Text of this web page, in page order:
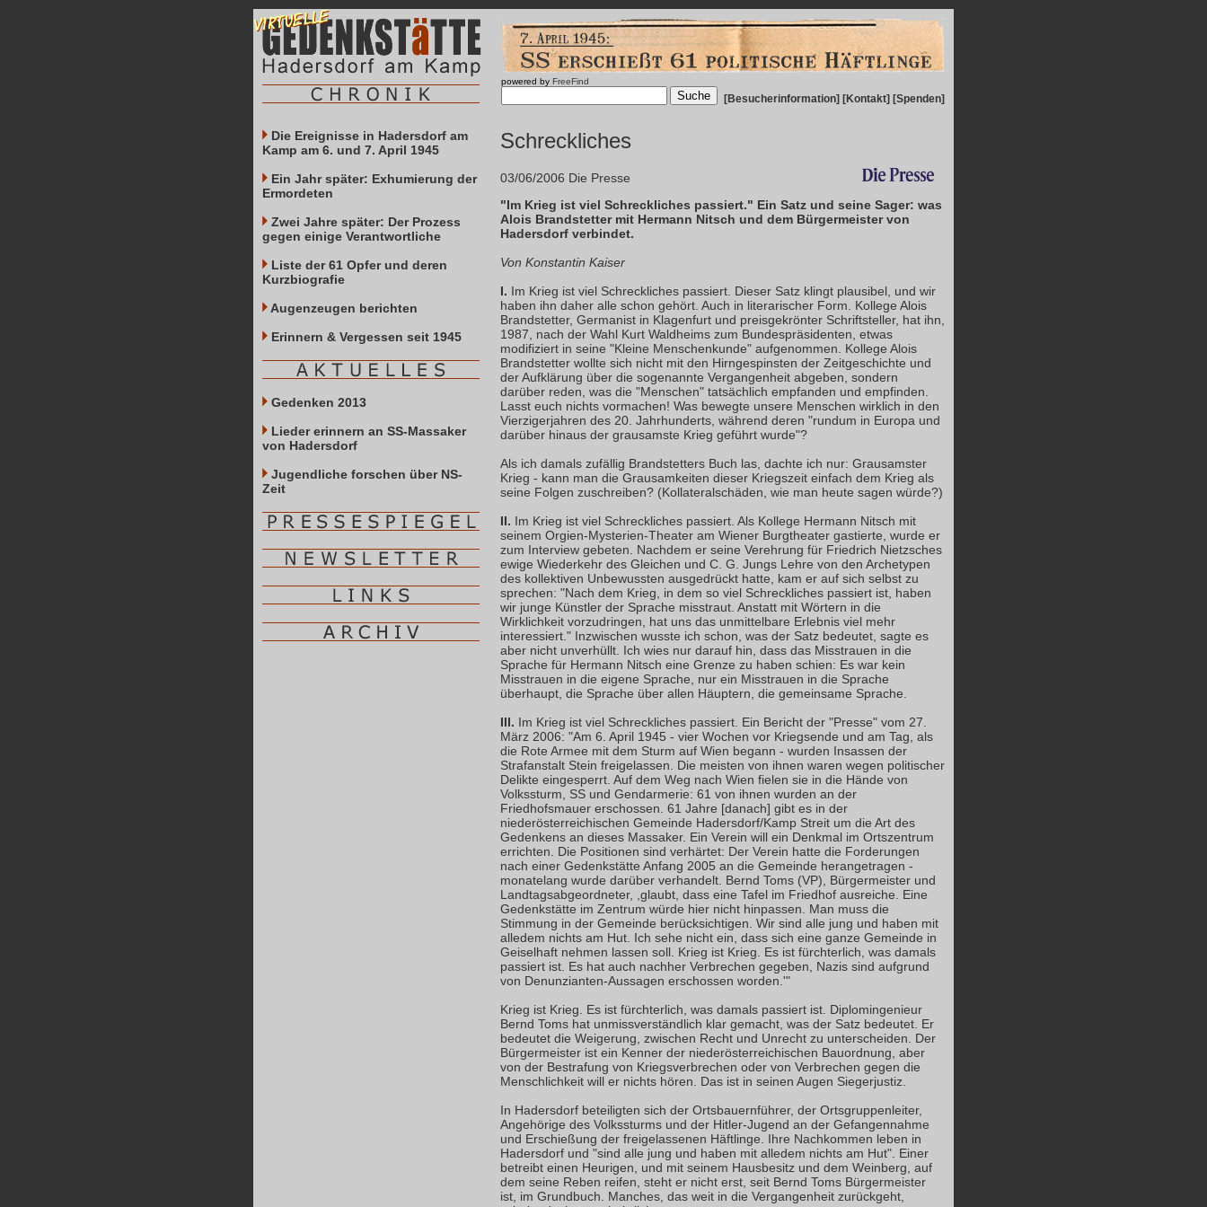
powered by FreeFind
[Besucherinformation] [Kontakt] [Spenden]
Die Ereignisse in Hadersdorf am
Kamp am 6. und 7. April 1945
Ein Jahr später: Exhumierung der
Ermordeten
Zwei Jahre später: Der Prozess
gegen einige Verantwortliche
Liste der 61 Opfer und deren
Kurzbiografie
Augenzeugen berichten
Erinnern & Vergessen seit 1945
Gedenken 2013
Lieder erinnern an SS-Massaker
von Hadersdorf
Jugendliche forschen über NS-
Zeit
Schreckliches
03/06/2006 Die Presse
"Im Krieg ist viel Schreckliches passiert." Ein Satz und seine Sager: was
Alois Brandstetter mit Hermann Nitsch und dem Bürgermeister von
Hadersdorf verbindet.
Von Konstantin Kaiser
I. Im Krieg ist viel Schreckliches passiert. Dieser Satz klingt plausibel, und wir
haben ihn daher alle schon gehört. Auch in literarischer Form. Kollege Alois
Brandstetter, Germanist in Klagenfurt und preisgekrönter Schriftsteller, hat ihn,
1987, nach der Wahl Kurt Waldheims zum Bundespräsidenten, etwas
modifiziert in seine "Kleine Menschenkunde" aufgenommen. Kollege Alois
Brandstetter wollte sich nicht mit den Hirngespinsten der Zeitgeschichte und
der Aufklärung über die sogenannte Vergangenheit abgeben, sondern
darüber reden, was die "Menschen" tatsächlich empfanden und empfinden.
Lasst euch nichts vormachen! Was bewegte unsere Menschen wirklich in den
Vierzigerjahren des 20. Jahrhunderts, während deren "rundum in Europa und
darüber hinaus der grausamste Krieg geführt wurde"?
Als ich damals zufällig Brandstetters Buch las, dachte ich nur: Grausamster
Krieg - kann man die Grausamkeiten dieser Kriegszeit einfach dem Krieg als
seine Folgen zuschreiben? (Kollateralschäden, wie man heute sagen würde?)
II. Im Krieg ist viel Schreckliches passiert. Als Kollege Hermann Nitsch mit
seinem Orgien-Mysterien-Theater am Wiener Burgtheater gastierte, wurde er
zum Interview gebeten. Nachdem er seine Verehrung für Friedrich Nietzsches
ewige Wiederkehr des Gleichen und C. G. Jungs Lehre von den Archetypen
des kollektiven Unbewussten ausgedrückt hatte, kam er auf sich selbst zu
sprechen: "Nach dem Krieg, in dem so viel Schreckliches passiert ist, haben
wir junge Künstler der Sprache misstraut. Anstatt mit Wörtern in die
Wirklichkeit vorzudringen, hat uns das unmittelbare Erlebnis viel mehr
interessiert." Inzwischen wusste ich schon, was der Satz bedeutet, sagte es
aber nicht unverhüllt. Ich wies nur darauf hin, dass das Misstrauen in die
Sprache für Hermann Nitsch eine Grenze zu haben schien: Es war kein
Misstrauen in die eigene Sprache, nur ein Misstrauen in die Sprache
überhaupt, die Sprache über allen Häuptern, die gemeinsame Sprache.
III. Im Krieg ist viel Schreckliches passiert. Ein Bericht der "Presse" vom 27.
März 2006: "Am 6. April 1945 - vier Wochen vor Kriegsende und am Tag, als
die Rote Armee mit dem Sturm auf Wien begann - wurden Insassen der
Strafanstalt Stein freigelassen. Die meisten von ihnen waren wegen politischer
Delikte eingesperrt. Auf dem Weg nach Wien fielen sie in die Hände von
Volkssturm, SS und Gendarmerie: 61 von ihnen wurden an der
Friedhofsmauer erschossen. 61 Jahre [danach] gibt es in der
niederösterreichischen Gemeinde Hadersdorf/Kamp Streit um die Art des
Gedenkens an dieses Massaker. Ein Verein will ein Denkmal im Ortszentrum
errichten. Die Positionen sind verhärtet: Der Verein hatte die Forderungen
nach einer Gedenkstätte Anfang 2005 an die Gemeinde herangetragen -
monatelang wurde darüber verhandelt. Bernd Toms (VP), Bürgermeister und
Landtagsabgeordneter, ,glaubt, dass eine Tafel im Friedhof ausreiche. Eine
Gedenkstätte im Zentrum würde hier nicht hinpassen. Man muss die
Stimmung in der Gemeinde berücksichtigen. Wir sind alle jung und haben mit
alledem nichts am Hut. Ich sehe nicht ein, dass sich eine ganze Gemeinde in
Geiselhaft nehmen lassen soll. Krieg ist Krieg. Es ist fürchterlich, was damals
passiert ist. Es hat auch nachher Verbrechen gegeben, Nazis sind aufgrund
von Denunzianten-Aussagen erschossen worden.'"
Krieg ist Krieg. Es ist fürchterlich, was damals passiert ist. Diplomingenieur
Bernd Toms hat unmissverständlich klar gemacht, was der Satz bedeutet. Er
bedeutet die Weigerung, zwischen Recht und Unrecht zu unterscheiden. Der
Bürgermeister ist ein Kenner der niederösterreichischen Bauordnung, aber
von der Bestrafung von Kriegsverbrechen oder von Verbrechen gegen die
Menschlichkeit will er nichts hören. Das ist in seinen Augen Siegerjustiz.
In Hadersdorf beteiligten sich der Ortsbauernführer, der Ortsgruppenleiter,
Angehörige des Volkssturms und der Hitler-Jugend an der Gefangennahme
und Erschießung der freigelassenen Häftlinge. Ihre Nachkommen leben in
Hadersdorf und "sind alle jung und haben mit alledem nichts am Hut". Einer
betreibt einen Heurigen, und mit seinem Hausbesitz und dem Weinberg, auf
dem seine Reben reifen, steht er nicht erst, seit Bernd Toms Bürgermeister
ist, im Grundbuch. Manches, das weit in die Vergangenheit zurückgeht,